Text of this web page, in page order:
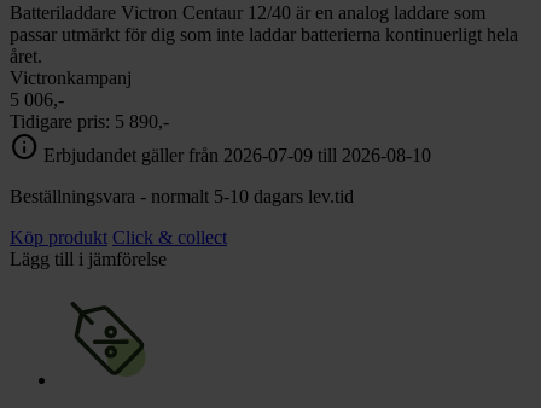
Batteriladdare Victron Centaur 12/40 är en analog laddare som
passar utmärkt för dig som inte laddar batterierna kontinuerligt hela
året.
Victronkampanj
5 006,-
Tidigare pris: 5 890,-
info Erbjudandet gäller från 2026-07-09 till 2026-08-10
Beställningsvara - normalt 5-10 dagars lev.tid
Köp produkt Click & collect
Lägg till i jämförelse